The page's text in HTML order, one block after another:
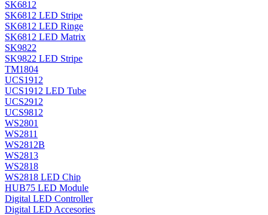
SK6812
SK6812 LED Stripe
SK6812 LED Ringe
SK6812 LED Matrix
SK9822
SK9822 LED Stripe
TM1804
UCS1912
UCS1912 LED Tube
UCS2912
UCS9812
WS2801
WS2811
WS2812B
WS2813
WS2818
WS2818 LED Chip
HUB75 LED Module
Digital LED Controller
Digital LED Accesories